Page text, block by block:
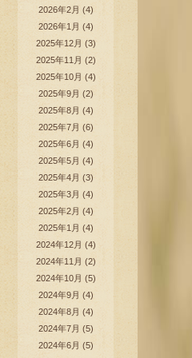
2026年2月 (4)
2026年1月 (4)
2025年12月 (3)
2025年11月 (2)
2025年10月 (4)
2025年9月 (2)
2025年8月 (4)
2025年7月 (6)
2025年6月 (4)
2025年5月 (4)
2025年4月 (3)
2025年3月 (4)
2025年2月 (4)
2025年1月 (4)
2024年12月 (4)
2024年11月 (2)
2024年10月 (5)
2024年9月 (4)
2024年8月 (4)
2024年7月 (5)
2024年6月 (5)